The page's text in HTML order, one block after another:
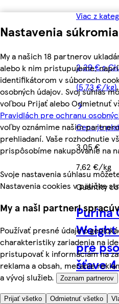
Nastavenia súkromia
My a našich 18 partnerov
alebo k nim pristupujeme,
identifikátorom v súboroch
osobných údajov. Svoj súhlas
voľbou Prijať alebo Odmietnuť
Pravidlách pre ochranu
voľby oznámime našim
prehliadaní. Vaše rozhodnutie
prispôsobíme nakupovanie na
Svoje nastavenia súhlasu
Nastavenia cookies v pätičke
My a naši partneri
Používať presné údaje o
charakteristiky zariadenia na
pristupovať k informáciám na
reklama a obsah, meranie
a vývoj služieb.
Zoznam partnerov
Prijať všetko Odmietnuť všetko
Viac z
2,29 € s
(5,73 €/kg)
Cena je
3,05 €
7,62 €/kg
Quantity
Purina
pre
šťave